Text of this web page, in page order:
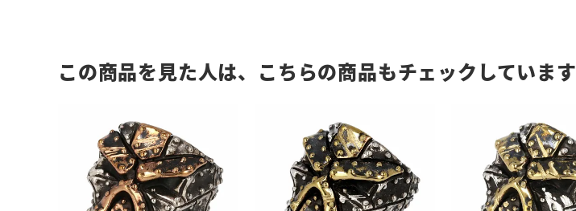
この商品を見た人は、こちらの商品もチェックしています